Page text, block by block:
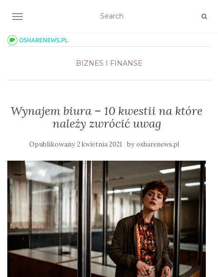
TOGGLE NAVIGATION
BIZNES I FINANSE
Wynajem biura – 10 kwestii na które
należy zwrócić uwag
Opublikowany2 kwietnia 2021 byosharenews.pl